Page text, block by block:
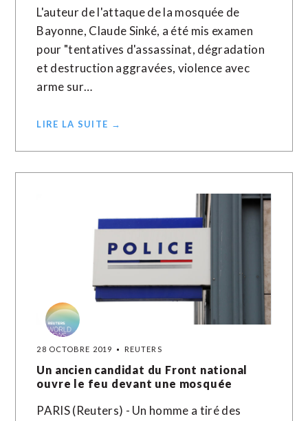
L'auteur de l'attaque de la mosquée de
Bayonne, Claude Sinké, a été mis examen
pour "tentatives d'assassinat, dégradation
et destruction aggravées, violence avec
arme sur…
LIRE LA SUITE →
28 OCTOBRE 2019 REUTERS
Un ancien candidat du Front national
ouvre le feu devant une mosquée
PARIS (Reuters) - Un homme a tiré des